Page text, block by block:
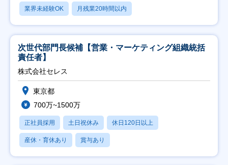
業界未経験OK 月残業20時間以内
次世代部門長候補【営業・マーケティング組織統括
責任者】
株式会社セレス
東京都
700万~1500万
正社員採用 土日祝休み 休日120日以上
産休・育休あり 賞与あり